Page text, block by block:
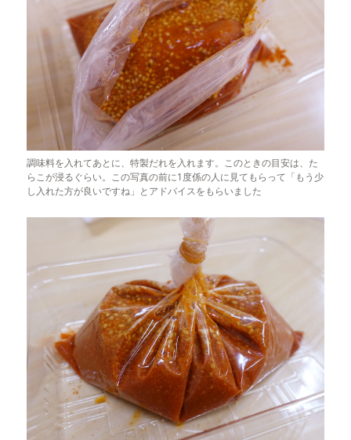
調味料を入れてあとに、特製だれを入れます。このときの目安は、た
らこが浸るぐらい。この写真の前に1度係の人に見てもらって「もう少
し入れた方が良いですね」とアドバイスをもらいました